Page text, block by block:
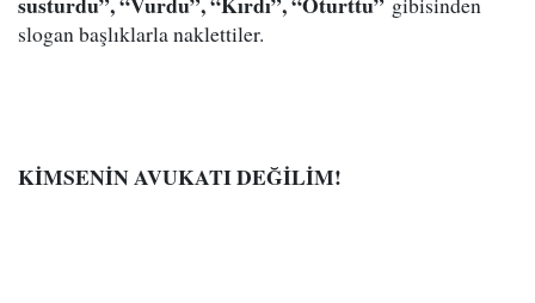
slogan başlıklarla naklettiler.
KİMSENİN AVUKATI DEĞİLİM!